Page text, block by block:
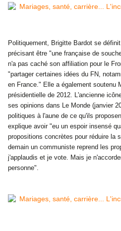
Politiquement, Brigitte Bardot se
précisant être "une française de
n'a pas caché son affiliation pour le
"partager certaines idées du FN,
en France." Elle a également soutenu
présidentielle de 2012. L'ancienne
ses opinions dans Le Monde (janvier
politiques à l'aune de ce qu'ils
explique avoir "eu un espoir insensé
propositions concrètes pour réduire la
demain un communiste reprend les
j'applaudis et je vote. Mais je
personne".